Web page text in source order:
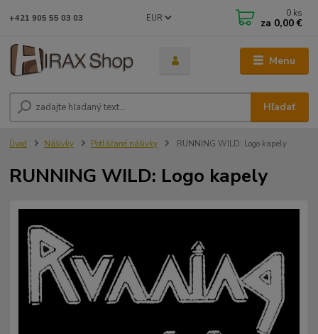
Menu
EUR
Hľadať
+421 905 55 03 03 0 ks
za 0,00 €
Úvod Nášivky Potláčané nášivky RUNNING WILD: Logo kapely
RUNNING WILD: Logo kapely